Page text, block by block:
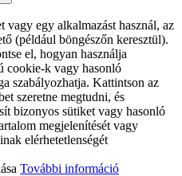
egy alkalmazást használ, az
(például böngészőn keresztül).
el, hogyan használja
cookie-k vagy hasonló
szabályozhatja. Kattintson az
szeretne megtudni, és
bizonyos sütiket vagy hasonló
megjelenítését vagy
elérhetetlenségét
További információ